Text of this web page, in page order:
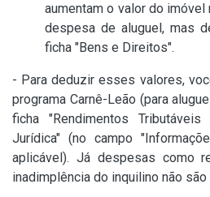
aumentam o valor do
despesa de aluguel, mas
ficha "Bens e Direitos".
- Para deduzir esses valores,
programa Carnê-Leão (para
ficha "Rendimentos
Jurídica" (no campo
aplicável). Já despesas como
inadimplência do inquilino não